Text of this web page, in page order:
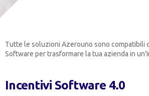
Tutte le soluzioni Azerouno sono compatibili
Software per trasformare la tua azienda in
Incentivi Software 4.0